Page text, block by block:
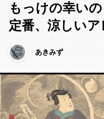
もっけの幸い
定番、涼しいア
あきみず